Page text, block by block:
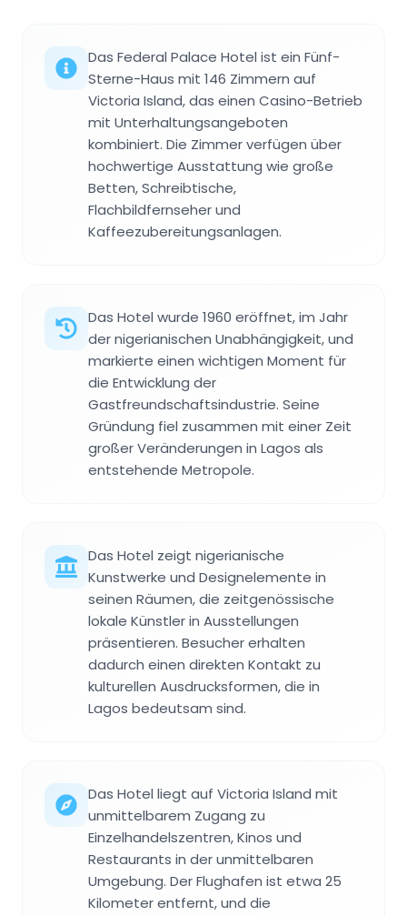
Das Federal Palace Hotel ist ein Fünf-
Sterne-Haus mit 146 Zimmern auf
Victoria Island, das einen Casino-Betrieb
mit Unterhaltungsangeboten
kombiniert. Die Zimmer verfügen über
hochwertige Ausstattung wie große
Betten, Schreibtische,
Flachbildfernseher und
Kaffeezubereitungsanlagen.
Das Hotel wurde 1960 eröffnet, im Jahr
der nigerianischen Unabhängigkeit, und
markierte einen wichtigen Moment für
die Entwicklung der
Gastfreundschaftsindustrie. Seine
Gründung fiel zusammen mit einer Zeit
großer Veränderungen in Lagos als
entstehende Metropole.
Das Hotel zeigt nigerianische
Kunstwerke und Designelemente in
seinen Räumen, die zeitgenössische
lokale Künstler in Ausstellungen
präsentieren. Besucher erhalten
dadurch einen direkten Kontakt zu
kulturellen Ausdrucksformen, die in
Lagos bedeutsam sind.
Das Hotel liegt auf Victoria Island mit
unmittelbarem Zugang zu
Einzelhandelszentren, Kinos und
Restaurants in der unmittelbaren
Umgebung. Der Flughafen ist etwa 25
Kilometer entfernt, und die